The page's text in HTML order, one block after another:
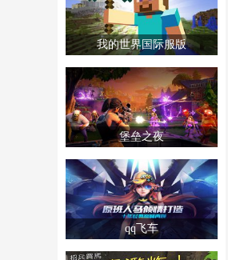
我的世界国际服版
堡垒之夜
qq飞车